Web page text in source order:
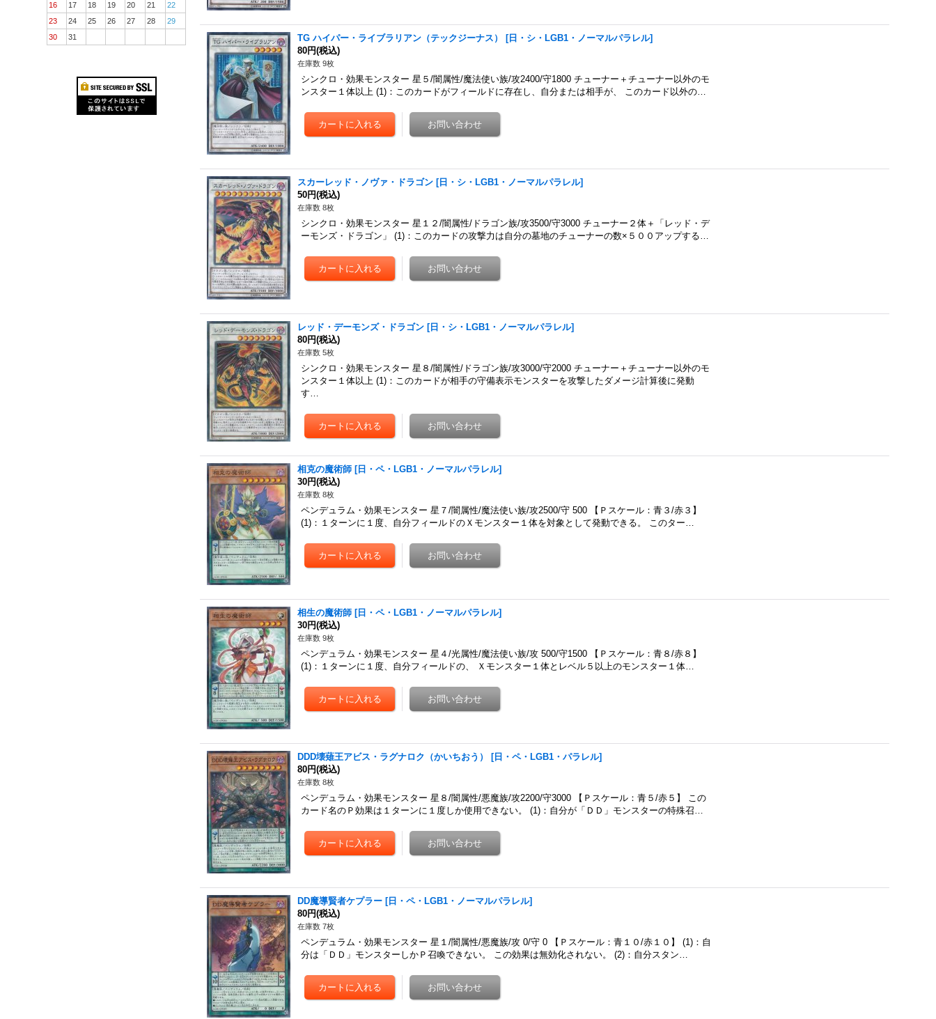
16
17 18 19 20 21
22
23
24 25 26 27 28
29
30
31 TG ハイパー・ライブラリアン（テックジーナス） [日・シ・LGB1・ノーマルパラレル]
80円(税込)
在庫数 9枚
シンクロ・効果モンスター 星５/闇属性/魔法使い族/攻2400/守1800 チューナー＋チューナー以外のモ
ンスター１体以上 (1)：このカードがフィールドに存在し、自分または相手が、 このカード以外の…
スカーレッド・ノヴァ・ドラゴン [日・シ・LGB1・ノーマルパラレル]
50円(税込)
在庫数 8枚
シンクロ・効果モンスター 星１２/闇属性/ドラゴン族/攻3500/守3000 チューナー２体＋「レッド・デ
ーモンズ・ドラゴン」 (1)：このカードの攻撃力は自分の墓地のチューナーの数×５００アップする…
レッド・デーモンズ・ドラゴン [日・シ・LGB1・ノーマルパラレル]
80円(税込)
在庫数 5枚
シンクロ・効果モンスター 星８/闇属性/ドラゴン族/攻3000/守2000 チューナー＋チューナー以外のモ
ンスター１体以上 (1)：このカードが相手の守備表示モンスターを攻撃したダメージ計算後に発動
す…
相克の魔術師 [日・ペ・LGB1・ノーマルパラレル]
30円(税込)
在庫数 8枚
ペンデュラム・効果モンスター 星７/闇属性/魔法使い族/攻2500/守 500 【Ｐスケール：青３/赤３】
(1)：１ターンに１度、自分フィールドのＸモンスター１体を対象として発動できる。 このター…
相生の魔術師 [日・ペ・LGB1・ノーマルパラレル]
30円(税込)
在庫数 9枚
ペンデュラム・効果モンスター 星４/光属性/魔法使い族/攻 500/守1500 【Ｐスケール：青８/赤８】
(1)：１ターンに１度、自分フィールドの、 Ｘモンスター１体とレベル５以上のモンスター１体…
DDD壊薙王アビス・ラグナロク（かいちおう） [日・ペ・LGB1・パラレル]
80円(税込)
在庫数 8枚
ペンデュラム・効果モンスター 星８/闇属性/悪魔族/攻2200/守3000 【Ｐスケール：青５/赤５】 この
カード名のＰ効果は１ターンに１度しか使用できない。 (1)：自分が「ＤＤ」モンスターの特殊召…
DD魔導賢者ケプラー [日・ペ・LGB1・ノーマルパラレル]
80円(税込)
在庫数 7枚
ペンデュラム・効果モンスター 星１/闇属性/悪魔族/攻 0/守 0 【Ｐスケール：青１０/赤１０】 (1)：自
分は「ＤＤ」モンスターしかＰ召喚できない。 この効果は無効化されない。 (2)：自分スタン…